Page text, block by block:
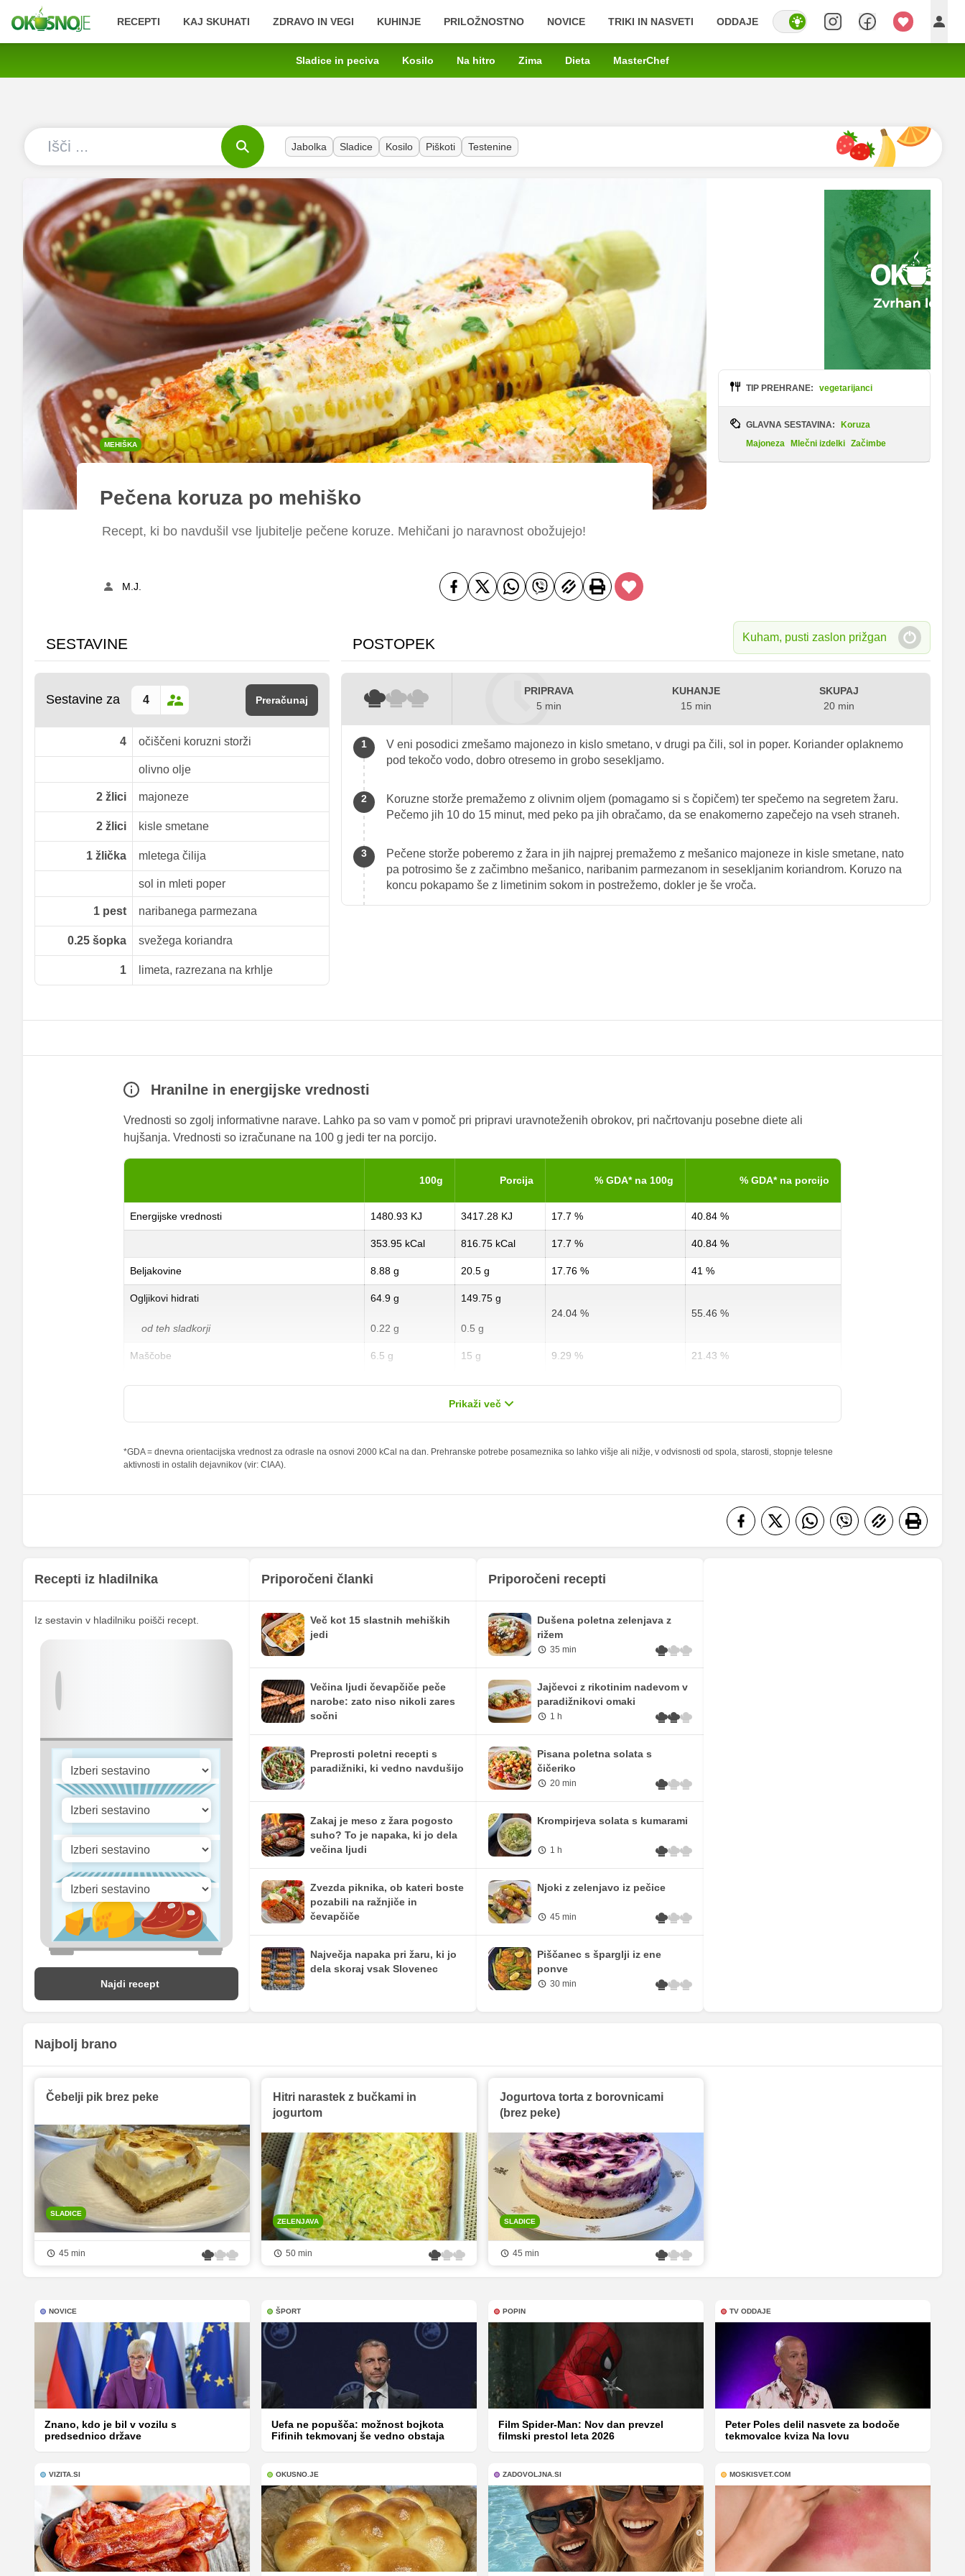
RECEPTI KAJ SKUHATI ZDRAVO IN VEGI KUHINJE PRILOŽNOSTNO NOVICE TRIKI IN NASVETI ODDAJE
Sladice in peciva Kosilo Na hitro Zima Dieta MasterChef
Jabolka Sladice Kosilo Piškoti Testenine
MEHIŠKA
Pečena koruza po mehiško
Recept, ki bo navdušil vse ljubitelje pečene koruze. Mehičani jo naravnost obožujejo!
M.J.
TIP PREHRANE: vegetarijanci
GLAVNA SESTAVINA:
Koruza
Majoneza
Mlečni izdelki Začimbe
Kuham, pusti zaslon prižgan
SESTAVINE
Sestavine za Preračunaj
4 očiščeni koruzni storži
olivno olje
2 žlici majoneze
2 žlici kisle smetane
1 žlička mletega čilija
sol in mleti poper
1 pest naribanega parmezana
0.25 šopka svežega koriandra
1 limeta, razrezana na krhlje
POSTOPEK
PRIPRAVA
5 min
KUHANJE
15 min
SKUPAJ
20 min
V eni posodici zmešamo majonezo in kislo smetano, v drugi pa čili, sol in poper. Koriander oplaknemo
pod tekočo vodo, dobro otresemo in grobo sesekljamo.
Koruzne storže premažemo z olivnim oljem (pomagamo si s čopičem) ter spečemo na segretem žaru.
Pečemo jih 10 do 15 minut, med peko pa jih obračamo, da se enakomerno zapečejo na vseh straneh.
Pečene storže poberemo z žara in jih najprej premažemo z mešanico majoneze in kisle smetane, nato
pa potrosimo še z začimbno mešanico, naribanim parmezanom in sesekljanim koriandrom. Koruzo na
koncu pokapamo še z limetinim sokom in postrežemo, dokler je še vroča.
Hranilne in energijske vrednosti
Vrednosti so zgolj informativne narave. Lahko pa so vam v pomoč pri pripravi uravnoteženih obrokov, pri načrtovanju posebne diete ali
hujšanja. Vrednosti so izračunane na 100 g jedi ter na porcijo.
100g Porcija % GDA* na 100g % GDA* na porcijo
Energijske vrednosti 1480.93 KJ 3417.28 KJ 17.7 % 40.84 %
353.95 kCal 816.75 kCal 17.7 % 40.84 %
Beljakovine 8.88 g 20.5 g 17.76 % 41 %
Ogljikovi hidrati
od teh sladkorji
64.9 g
0.22 g
149.75 g
0.5 g
24.04 % 55.46 %
Maščobe
od teh nasičene maščobne kisline
6.5 g
0.98 g
15 g
2.25 g
9.29 %
4.9 %
21.43 %
11.25 %
Železo
Magnezij 112.13 mg 258.75 mg
Fosfor 203.47 mg 469.5 mg
Cink 1.73 mg 4 mg
31.5 mg
0 mg
Vitamin D
Prikaži več
*GDA = dnevna orientacijska vrednost za odrasle na osnovi 2000 kCal na dan. Prehranske potrebe posameznika so lahko višje ali nižje, v odvisnosti od spola, starosti, stopnje telesne
aktivnosti in ostalih dejavnikov (vir: CIAA).
Recepti iz hladilnika
Iz sestavin v hladilniku poišči recept.
Najdi recept
Priporočeni članki
Več kot 15 slastnih mehiških
jedi
Večina ljudi čevapčiče peče
narobe: zato niso nikoli zares
sočni
Preprosti poletni recepti s
paradižniki, ki vedno navdušijo
Zakaj je meso z žara pogosto
suho? To je napaka, ki jo dela
večina ljudi
Zvezda piknika, ob kateri boste
pozabili na ražnjiče in
čevapčiče
Največja napaka pri žaru, ki jo
dela skoraj vsak Slovenec
Priporočeni recepti
Dušena poletna zelenjava z
rižem
35 min
Jajčevci z rikotinim nadevom v
paradižnikovi omaki
1 h
Pisana poletna solata s
čičeriko
20 min
Krompirjeva solata s kumarami
1 h
Njoki z zelenjavo iz pečice
45 min
Piščanec s šparglji iz ene
ponve
30 min
Najbolj brano
Čebelji pik brez peke
SLADICE
45 min
Hitri narastek z bučkami in
jogurtom
ZELENJAVA
50 min
Jogurtova torta z borovnicami
(brez peke)
SLADICE
45 min
NOVICE
Znano, kdo je bil v vozilu s
predsednico države
ŠPORT
Uefa ne popušča: možnost bojkota
Fifinih tekmovanj še vedno obstaja
POPIN
Film Spider-Man: Nov dan prevzel
filmski prestol leta 2026
TV ODDAJE
Peter Poles delil nasvete za bodoče
tekmovalce kviza Na lovu
VIZITA.SI OKUSNO.JE ZADOVOLJNA.SI MOSKISVET.COM